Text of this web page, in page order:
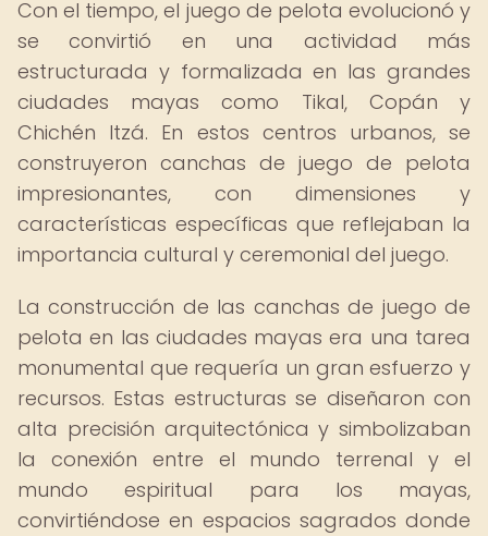
Con el tiempo, el juego de pelota evolucionó y
se convirtió en una actividad más
estructurada y formalizada en las grandes
ciudades mayas como Tikal, Copán y
Chichén Itzá. En estos centros urbanos, se
construyeron canchas de juego de pelota
impresionantes, con dimensiones y
características específicas que reflejaban la
importancia cultural y ceremonial del juego.
La construcción de las canchas de juego de
pelota en las ciudades mayas era una tarea
monumental que requería un gran esfuerzo y
recursos. Estas estructuras se diseñaron con
alta precisión arquitectónica y simbolizaban
la conexión entre el mundo terrenal y el
mundo espiritual para los mayas,
convirtiéndose en espacios sagrados donde